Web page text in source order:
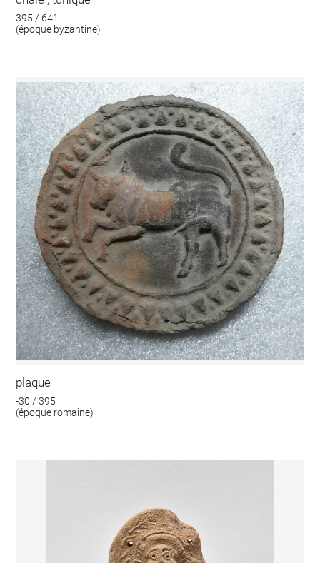
395 / 641
(époque byzantine)
plaque
-30 / 395
(époque romaine)